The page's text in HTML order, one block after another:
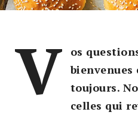
V
os
toujours.
celles qui